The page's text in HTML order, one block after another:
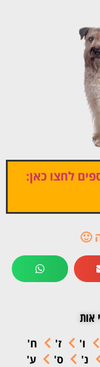
לחצו כאן:
🙂
אות
ו' ז'
ח'
נ' ס'
ע'